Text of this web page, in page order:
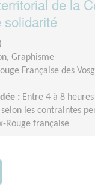
de la
solidarité
Graphisme
Française des
: Entre 4 à 8
les contraintes
Rouge française